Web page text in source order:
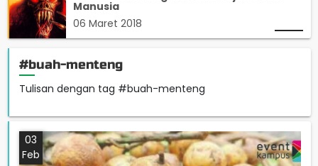
Manusia
06 Maret 2018
#buah-menteng
Tulisan dengan tag #buah-menteng
03
Feb